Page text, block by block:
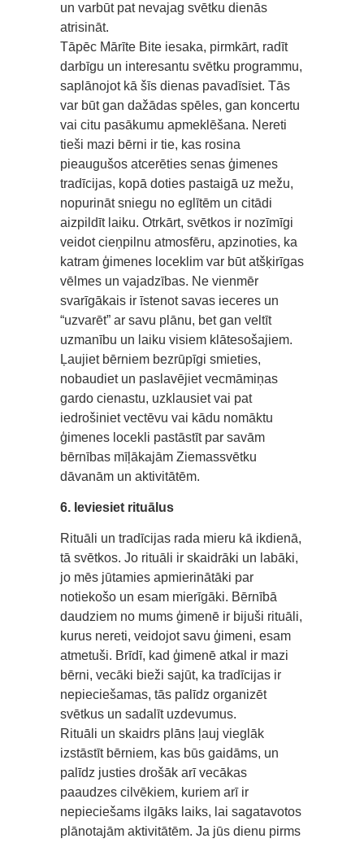
un varbūt pat nevajag svētku dienās
atrisināt.
Tāpēc Mārīte Bite iesaka, pirmkārt, radīt
darbīgu un interesantu svētku programmu,
saplānojot kā šīs dienas pavadīsiet. Tās
var būt gan dažādas spēles, gan koncertu
vai citu pasākumu apmeklēšana. Nereti
tieši mazi bērni ir tie, kas rosina
pieaugušos atcerēties senas ģimenes
tradīcijas, kopā doties pastaigā uz mežu,
nopurināt sniegu no eglītēm un citādi
aizpildīt laiku. Otrkārt, svētkos ir nozīmīgi
veidot cieņpilnu atmosfēru, apzinoties, ka
katram ģimenes loceklim var būt atšķirīgas
vēlmes un vajadzības. Ne vienmēr
svarīgākais ir īstenot savas ieceres un
“uzvarēt” ar savu plānu, bet gan veltīt
uzmanību un laiku visiem klātesošajiem.
Ļaujiet bērniem bezrūpīgi smieties,
nobaudiet un paslavējiet vecmāmiņas
gardo cienastu, uzklausiet vai pat
iedrošiniet vectēvu vai kādu nomāktu
ģimenes locekli pastāstīt par savām
bērnības mīļākajām Ziemassvētku
dāvanām un aktivitātēm.
6. Ieviesiet rituālus
Rituāli un tradīcijas rada mieru kā ikdienā,
tā svētkos. Jo rituāli ir skaidrāki un labāki,
jo mēs jūtamies apmierinātāki par
notiekošo un esam mierīgāki. Bērnībā
daudziem no mums ģimenē ir bijuši rituāli,
kurus nereti, veidojot savu ģimeni, esam
atmetuši. Brīdī, kad ģimenē atkal ir mazi
bērni, vecāki bieži sajūt, ka tradīcijas ir
nepieciešamas, tās palīdz organizēt
svētkus un sadalīt uzdevumus.
Rituāli un skaidrs plāns ļauj vieglāk
izstāstīt bērniem, kas būs gaidāms, un
palīdz justies drošāk arī vecākas
paaudzes cilvēkiem, kuriem arī ir
nepieciešams ilgāks laiks, lai sagatavotos
plānotajām aktivitātēm. Ja jūs dienu pirms